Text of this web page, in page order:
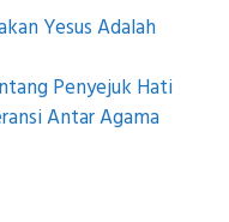
Yesus Adalah
Penyejuk Hati
Antar Agama